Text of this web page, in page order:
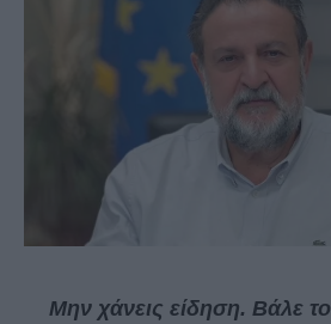
Μην χάνεις είδηση. Βάλε το